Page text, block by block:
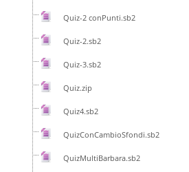
Quiz-2 conPunti.sb2
Quiz-2.sb2
Quiz-3.sb2
Quiz.zip
Quiz4.sb2
QuizConCambioSfondi.sb2
QuizMultiBarbara.sb2